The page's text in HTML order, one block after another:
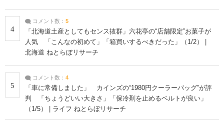
4
コメント数： 5
「北海道土産としてもセンス抜群」六花亭の“店舗限定”お菓子が
人気 「こんなの初めて」「箱買いするべきだった」（1/2） |
北海道 ねとらぼリサーチ
5
コメント数： 4
「車に常備しました」 カインズの“1980円クーラーバッグ”が評
判 「ちょうどいい大きさ」「保冷剤を止めるベルトが良い」
（1/5） | ライフ ねとらぼリサーチ